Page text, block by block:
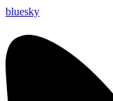
bluesky